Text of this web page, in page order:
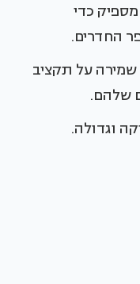
כדי
החדרים.
שמירה על תקציב
שלהם.
וגדולה.